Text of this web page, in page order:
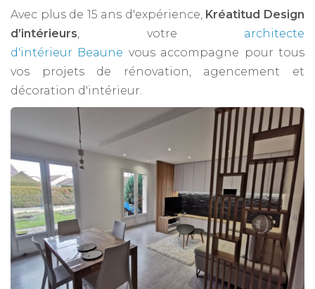
Avec plus de 15 ans d'expérience, Kréatitud Design
d’intérieurs, votre architecte
d'intérieur Beaune vous accompagne pour tous
vos projets de rénovation, agencement et
décoration d'intérieur.